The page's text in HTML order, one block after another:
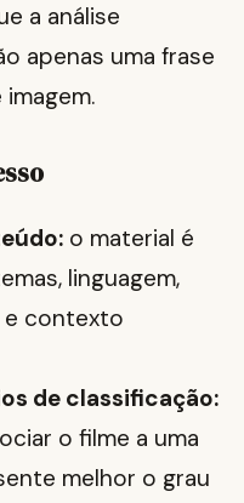
a análise
apenas uma frase
o material é
linguagem,
e contexto
de classificação:
o filme a uma
melhor o grau